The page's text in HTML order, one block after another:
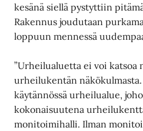
kesänä siellä pystyttiin
Rakennus joudutaan
loppuun mennessä
”Urheilualuetta ei voi katsoa
urheilukentän näkökulmasta.
käytännössä urheilualue,
kokonaisuutena
monitoimihalli. Ilman